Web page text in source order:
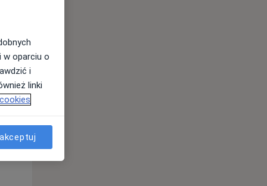
Pon,
10 Sie
w oparciu o
i
linki